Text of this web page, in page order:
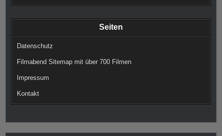
Seiten
Datenschutz
Filmabend Sitemap mit über 700 Filmen
Impressum
Kontakt